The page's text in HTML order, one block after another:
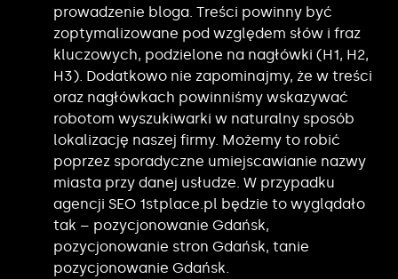
prowadzenie bloga. Treści powinny być
zoptymalizowane pod względem słów i fraz
kluczowych, podzielone na nagłówki (H1, H2,
H3). Dodatkowo nie zapominajmy, że w treści
oraz nagłówkach powinniśmy wskazywać
robotom wyszukiwarki w naturalny sposób
lokalizację naszej firmy. Możemy to robić
poprzez sporadyczne umiejscawianie nazwy
miasta przy danej usłudze. W przypadku
agencji SEO 1stplace.pl będzie to wyglądało
tak – pozycjonowanie Gdańsk,
pozycjonowanie stron Gdańsk, tanie
pozycjonowanie Gdańsk.